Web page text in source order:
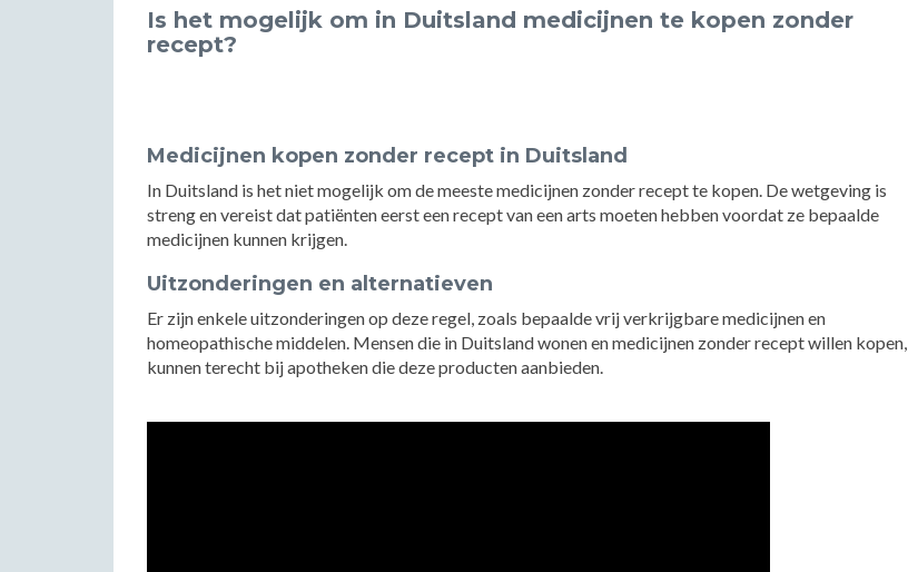
Is het mogelijk om in Duitsland medicijnen te kopen zonder
recept?
Medicijnen kopen zonder recept in Duitsland
In Duitsland is het niet mogelijk om de meeste medicijnen zonder recept te kopen. De wetgeving is
streng en vereist dat patiënten eerst een recept van een arts moeten hebben voordat ze bepaalde
medicijnen kunnen krijgen.
Uitzonderingen en alternatieven
Er zijn enkele uitzonderingen op deze regel, zoals bepaalde vrij verkrijgbare medicijnen en
homeopathische middelen. Mensen die in Duitsland wonen en medicijnen zonder recept willen kopen,
kunnen terecht bij apotheken die deze producten aanbieden.